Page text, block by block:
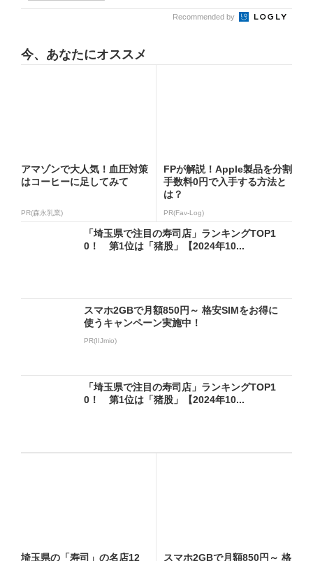
Recommended by
今、あなたにオススメ
アマゾンで大人気！血圧対策
はコーヒーに足してみて
PR(森永乳業)
FPが解説！Apple製品を分割
手数料0円で入手する方法と
は？
PR(Fav-Log)
「埼玉県で注目の寿司店」ランキングTOP1
0！ 第1位は「猪股」【2024年10...
スマホ2GBで月額850円～ 格安SIMをお得に
使うキャンペーン実施中！
PR(IIJmio)
「埼玉県で注目の寿司店」ランキングTOP1
0！ 第1位は「猪股」【2024年10...
埼玉県の「寿司」の名店12 スマホ2GBで月額850円～ 格